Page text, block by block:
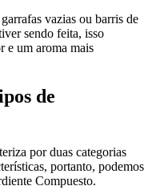
vazias ou barris de
sendo feita, isso
e um aroma mais
de
por duas categorias
portanto, podemos
Compuesto.